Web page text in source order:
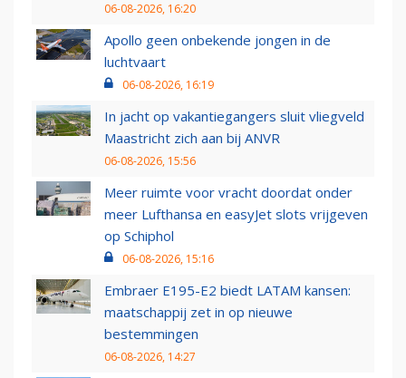
06-08-2026, 16:20
Apollo geen onbekende jongen in de
luchtvaart
06-08-2026, 16:19
In jacht op vakantiegangers sluit vliegveld
Maastricht zich aan bij ANVR
06-08-2026, 15:56
Meer ruimte voor vracht doordat onder
meer Lufthansa en easyJet slots vrijgeven
op Schiphol
06-08-2026, 15:16
Embraer E195-E2 biedt LATAM kansen:
maatschappij zet in op nieuwe
bestemmingen
06-08-2026, 14:27